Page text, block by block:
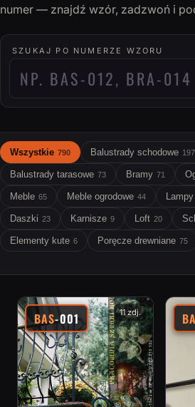
numer — znajdź wzór, zadzwoń i
SZUKAJ PO NUMERZE WZORU
Wszystkie 790 Balustrady schodowe 197
Balustrady tarasowe 73 Bramy 71
Meble 65 Meble ogrodowe 44 Lampy
Daszki 23 Karnisze 9 Loft 20
Elementy kute 6 Poręcze drewniane 75
BAS-001 11 zdj.